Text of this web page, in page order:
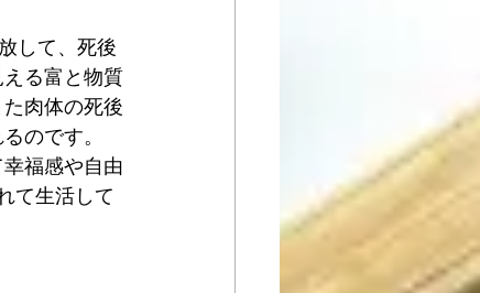
して、死後
る富と物質
肉体の死後
のです。
福感や自由
て生活して